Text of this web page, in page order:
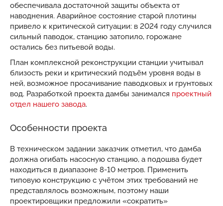
обеспечивала достаточной защиты объекта от
наводнения. Аварийное состояние старой плотины
привело к критической ситуации: в 2024 году случился
сильный паводок, станцию затопило, горожане
остались без питьевой воды.
План комплексной реконструкции станции учитывал
близость реки и критический подъём уровня воды в
ней, возможное просачивание паводковых и грунтовых
вод. Разработкой проекта дамбы занимался проектный
отдел нашего завода.
Особенности проекта
В техническом задании заказчик отметил, что дамба
должна огибать насосную станцию, а подошва будет
находиться в диапазоне 8-10 метров. Применить
типовую конструкцию с учётом этих требований не
представлялось возможным, поэтому наши
проектировщики предложили «сократить»